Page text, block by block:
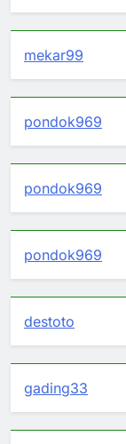
mekar99
pondok969
pondok969
pondok969
destoto
gading33